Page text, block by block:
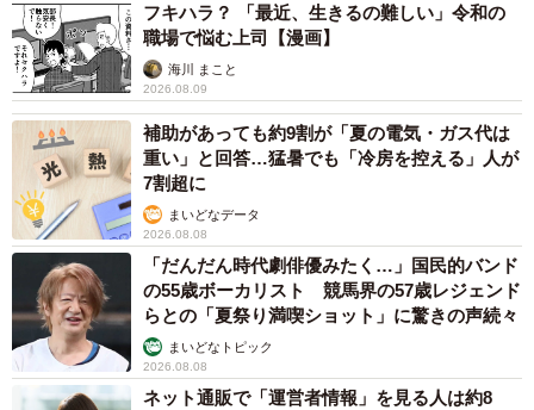
フキハラ？ 「最近、生きるの難しい」令和の
職場で悩む上司【漫画】
海川 まこと
2026.08.09
補助があっても約9割が「夏の電気・ガス代は
重い」と回答…猛暑でも「冷房を控える」人が
7割超に
まいどなデータ
2026.08.08
「だんだん時代劇俳優みたく…」国民的バンド
の55歳ボーカリスト 競馬界の57歳レジェンド
らとの「夏祭り満喫ショット」に驚きの声続々
まいどなトピック
2026.08.08
ネット通販で「運営者情報」を見る人は約8